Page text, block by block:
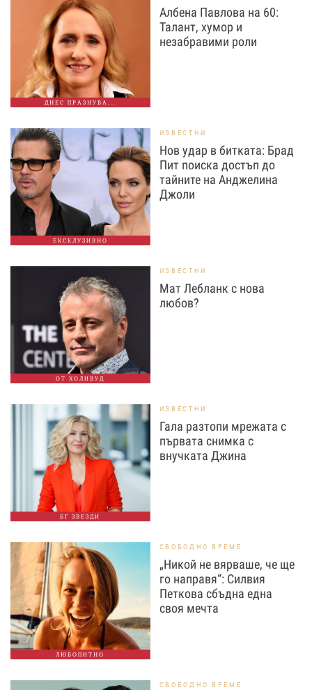
ДНЕС ПРАЗНУВА...
Албена Павлова на 60:
Талант, хумор и
незабравими роли
ЕКСКЛУЗИВНО
ИЗВЕСТНИ
Нов удар в битката: Брад
Пит поиска достъп до
тайните на Анджелина
Джоли
ОТ ХОЛИВУД
ИЗВЕСТНИ
Мат Лебланк с нова
любов?
БГ ЗВЕЗДИ
ИЗВЕСТНИ
Гала разтопи мрежата с
първата снимка с
внучката Джина
ЛЮБОПИТНО
СВОБОДНО ВРЕМЕ
„Никой не вярваше, че ще
го направя“: Силвия
Петкова сбъдна една
своя мечта
СВОБОДНО ВРЕМЕ